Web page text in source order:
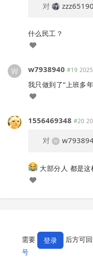
对
什么民工？
w7938940 #19
我只做到了“上班多
1556469348 #20
对
大部分人 都是这
需要 登录 后方可
号